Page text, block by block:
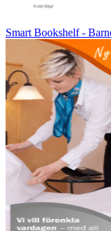
Smart Bookshelf -